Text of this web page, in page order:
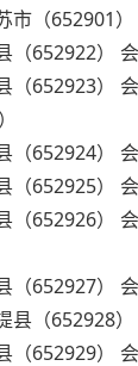
市（652901
（652922）
（652923）
（652924）
（652925）
（652926）
（652927）
县（652928
（652929）